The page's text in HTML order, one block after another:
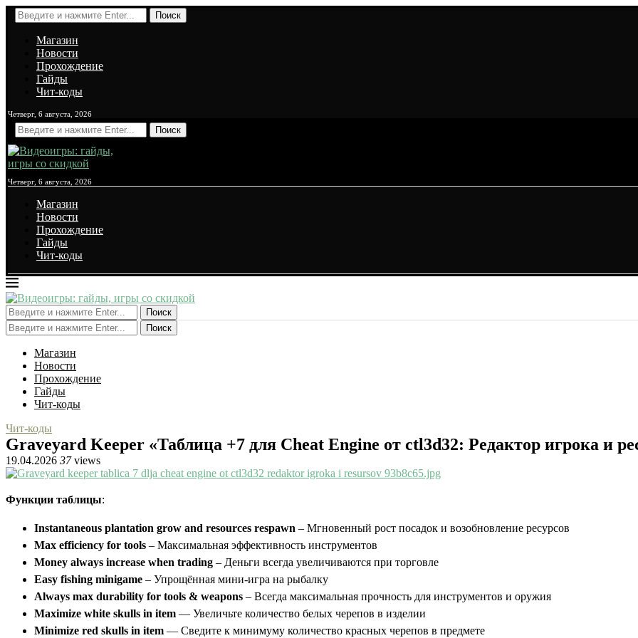
Поиск
Магазин
Новости
Прохождение
Гайды
Чит-коды
Четверг, 6 августа, 2026
Поиск
Четверг, 6 августа, 2026
Магазин
Новости
Прохождение
Гайды
Чит-коды
Поиск
Поиск
Магазин
Новости
Прохождение
Гайды
Чит-коды
Чит-коды
Graveyard Keeper «Таблица +7 для Cheat Engine от ctl3d32: Редактор игрока и
19.04.2026 37views
Функции таблицы:
Instantaneous plantation grow and resources respawn – Мгновенный рост посадок и возобновление ресурсов
Max efficiency for tools – Максимальная эффективность инструментов
Money always increase when trading – Деньги всегда увеличиваются при торговле
Easy fishing minigame – Упрощённая мини-игра на рыбалку
Always max durability for tools & weapons – Всегда максимальная прочность для инструментов и оружия
Maximize white skulls in item — Увеличьте количество белых черепов в изделии
Minimize red skulls in item — Сведите к минимуму количество красных черепов в предмете